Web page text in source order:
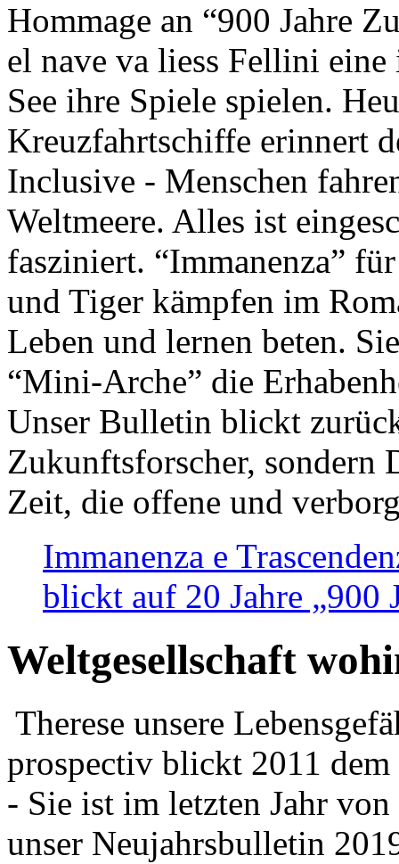
Hommage an “900 Jahre
el nave va liess Fellini
See ihre Spiele spielen.
Kreuzfahrtschiffe erinnert
Inclusive - Menschen
Weltmeere. Alles ist
fasziniert. “Immanenza”
und Tiger kämpfen im
Leben und lernen beten.
“Mini-Arche” die
Unser Bulletin blickt
Zukunftsforscher, sondern
Zeit, die offene und
Immanenza e
blickt auf 20 Jahre „900
Weltgesellschaft
Therese unsere
prospectiv blickt 2011
- Sie ist im letzten Jahr
unser Neujahrsbulletin